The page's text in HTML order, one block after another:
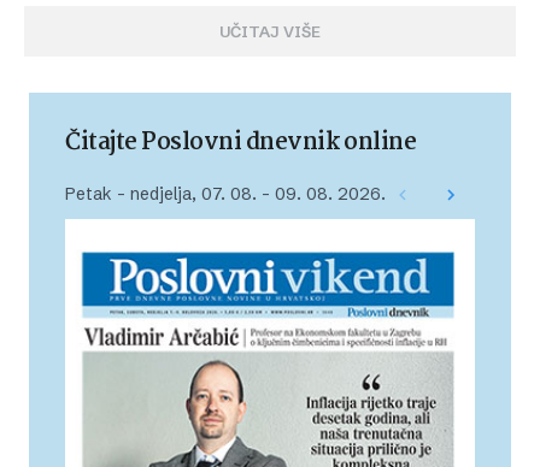
UČITAJ VIŠE
Čitajte Poslovni dnevnik online
Petak – nedjelja, 07. 08. – 09. 08. 2026.